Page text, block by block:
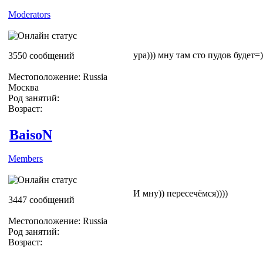
Moderators
3550 сообщений
Местоположение: Russia
Москва
Род занятий:
Возраст:
ура))) мну там сто пудов
BaisoN
Members
3447 сообщений
Местоположение: Russia
Род занятий:
Возраст:
И мну)) пересечёмся))))